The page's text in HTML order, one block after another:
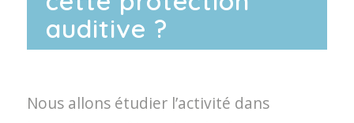
auditive ?
Nous allons étudier l’activité dans